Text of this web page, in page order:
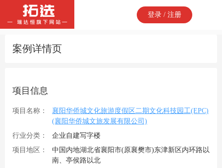
登录 / 注册
案例详情页
项目信息
项目名称：
襄阳华侨城文化旅游度假区二期文化科技园工(EPC)
(襄阳华侨城文旅发展有限公司)
行业分类：
企业自建写字楼
项目地区：
中国内地湖北省襄阳市(原襄樊市)东津新区内环路以
南、亭侯路以北